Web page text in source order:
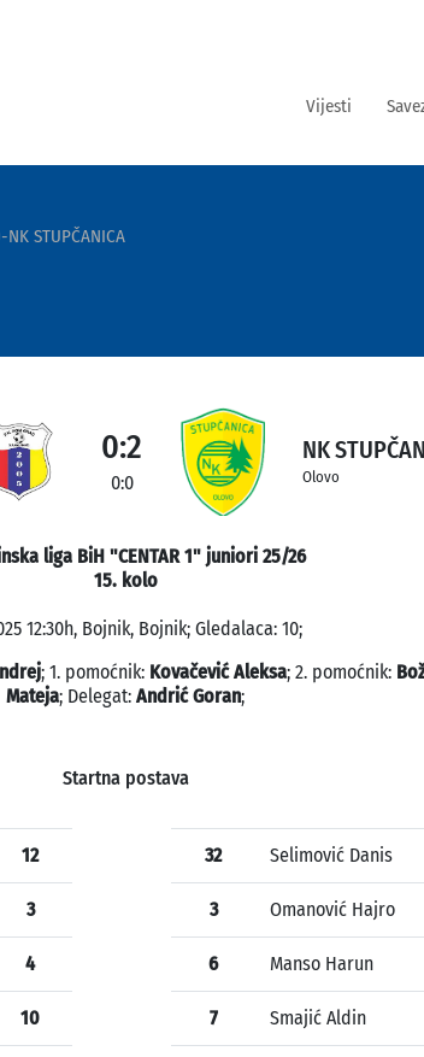
Vijesti
NK STUPČANICA
0:2
0:0
NK
Olovo
liga BiH "CENTAR 1" juniori 25/26
15. kolo
12:30h, Bojnik, Bojnik; Gledalaca: 10;
; 1. pomoćnik: Kovačević Aleksa; 2. pomoćnik:
Mateja; Delegat: Andrić Goran;
Startna postava
12
3
4
10
32 Selimović Danis
3 Omanović Hajro
6 Manso Harun
7 Smajić Aldin